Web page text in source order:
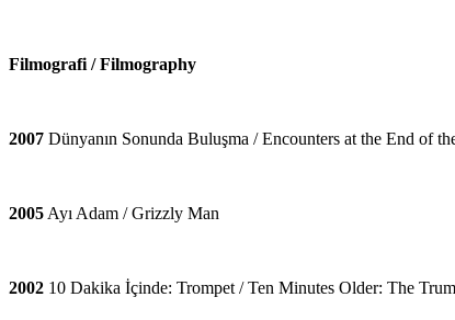
Filmografi / Filmography
2007 Dünyanın Sonunda Buluşma / Encounters at the End of
2005 Ayı Adam / Grizzly Man
2002 10 Dakika İçinde: Trompet / Ten Minutes Older: The